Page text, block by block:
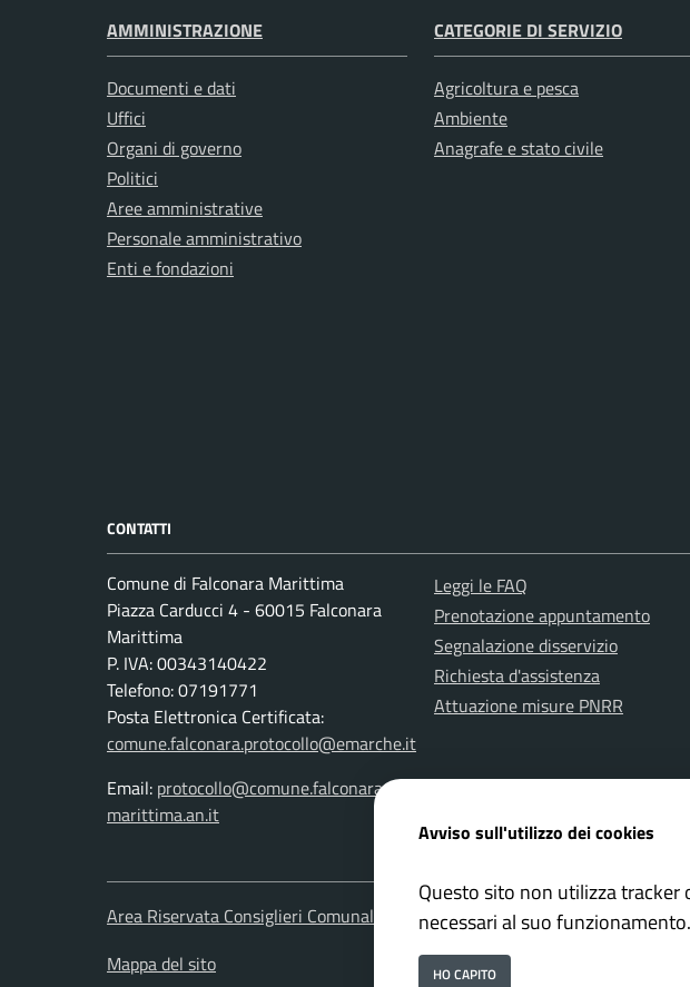
AMMINISTRAZIONE
Documenti e dati
Uffici
Organi di governo
Politici
Aree amministrative
Personale amministrativo
Enti e fondazioni
CATEGORIE DI SERVIZIO
Agricoltura e pesca
Ambiente
Anagrafe e stato civile
CONTATTI
Comune di Falconara Marittima
Piazza Carducci 4 - 60015 Falconara
Marittima
P. IVA: 00343140422
Telefono: 07191771
Posta Elettronica Certificata:
comune.falconara.protocollo@emarche.it
Email: protocollo@comune.falconara-
marittima.an.it
Leggi le FAQ
Prenotazione appuntamento
Segnalazione disservizio
Richiesta d'assistenza
Attuazione misure PNRR
Area Riservata Consiglieri Comunali Area Riservata Polizia Locale
Mappa del sito
Avviso sull'utilizzo dei cookies
Questo sito non utilizza
necessari al suo
HO CAPITO